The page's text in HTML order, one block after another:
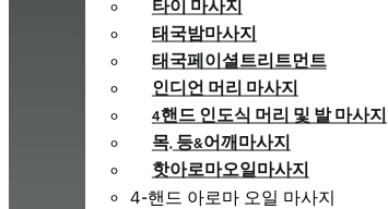
타이 마사지
태국밤마사지
태국페이셜트리트먼트
인디언 머리 마사지
4핸드 인도식 머리 및 발 마사지
목, 등&어깨마사지
핫아로마오일마사지
4-핸드 아로마 오일 마사지